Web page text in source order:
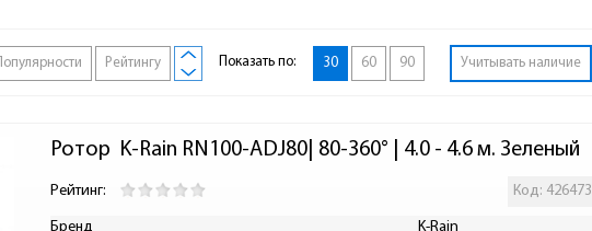
Популярности Рейтингу Показать по: 30 60 90 Учитывать наличие
Ротор  K-Rain RN100-ADJ80| 80-360° | 4.0 - 4.6 м. Зеленый
Рейтинг: Код: 426473
Бренд
K-Rain